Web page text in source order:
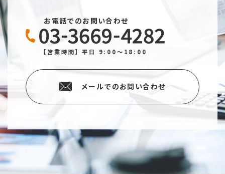
お電話でのお問い合わせ
【営業時間】平日 9:00～18:00
メールでのお問い合わせ